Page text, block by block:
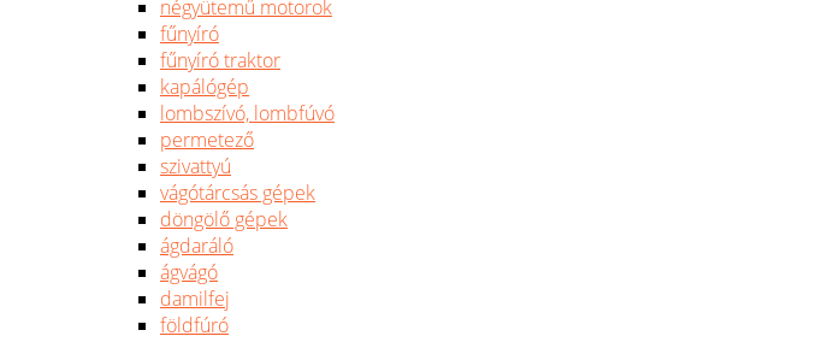
négyütemű motorok
fűnyíró
fűnyíró traktor
kapálógép
lombszívó, lombfúvó
permetező
szivattyú
vágótárcsás gépek
döngölő gépek
ágdaráló
ágvágó
damilfej
földfúró